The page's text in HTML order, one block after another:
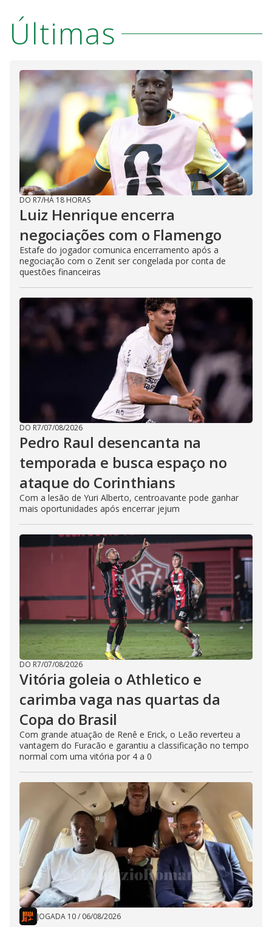
Últimas
DO R7/HÁ 18 HORAS
Luiz Henrique encerra
negociações com o Flamengo
Estafe do jogador comunica encerramento após a
negociação com o Zenit ser congelada por conta de
questões financeiras
DO R7/07/08/2026
Pedro Raul desencanta na
temporada e busca espaço no
ataque do Corinthians
Com a lesão de Yuri Alberto, centroavante pode ganhar
mais oportunidades após encerrar jejum
DO R7/07/08/2026
Vitória goleia o Athletico e
carimba vaga nas quartas da
Copa do Brasil
Com grande atuação de Renê e Erick, o Leão reverteu a
vantagem do Furacão e garantiu a classificação no tempo
normal com uma vitória por 4 a 0
JOGADA 10/ 06/08/2026